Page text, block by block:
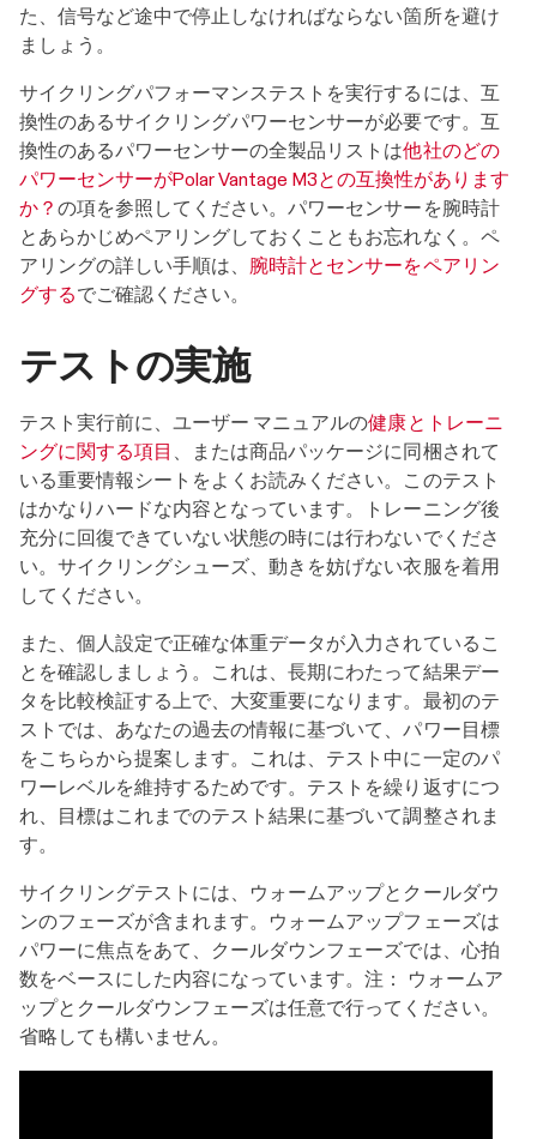
た、信号など途中で停止しなければならない箇所を避け
ましょう。
サイクリングパフォーマンステストを実行するには、互
換性のあるサイクリングパワーセンサーが必要です。互
換性のあるパワーセンサーの全製品リストは他社のどの
パワーセンサーがPolar Vantage M3との互換性があります
か？の項を参照してください。パワーセンサーを腕時計
とあらかじめペアリングしておくこともお忘れなく。ペ
アリングの詳しい手順は、
腕時計とセンサーをペアリン
グするでご確認ください。
テストの実施
テスト実行前に、ユーザー マニュアルの健康とトレーニ
ングに関する項目
、または商品パッケージに同梱されて
いる重要情報シートをよくお読みください。このテスト
はかなりハードな内容となっています。トレーニング後
充分に回復できていない状態の時には行わないでくださ
い。サイクリングシューズ、動きを妨げない衣服を着用
してください。
また、個人設定で正確な体重データが入力されているこ
とを確認しましょう。これは、長期にわたって結果デー
タを比較検証する上で、大変重要になります。最初のテ
ストでは、あなたの過去の情報に基づいて、パワー目標
をこちらから提案します。これは、テスト中に一定のパ
ワーレベルを維持するためです。テストを繰り返すにつ
れ、目標はこれまでのテスト結果に基づいて調整されま
す。
サイクリングテストには、ウォームアップとクールダウ
ンのフェーズが含まれます。ウォームアップフェーズは
パワーに焦点をあて、クールダウンフェーズでは、心拍
数をベースにした内容になっています。注： ウォームア
ップとクールダウンフェーズは任意で行ってください。
省略しても構いません。